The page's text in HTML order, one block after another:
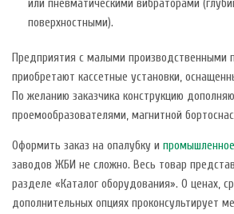
или пневматическими вибраторами
поверхностными).
Предприятия с малыми производственными
приобретают кассетные установки,
По желанию заказчика конструкцию
проемообразователями, магнитной
Оформить заказ на опалубку и
заводов ЖБИ не сложно. Весь товар
разделе «Каталог оборудования». О ценах,
дополнительных опциях проконсультирует